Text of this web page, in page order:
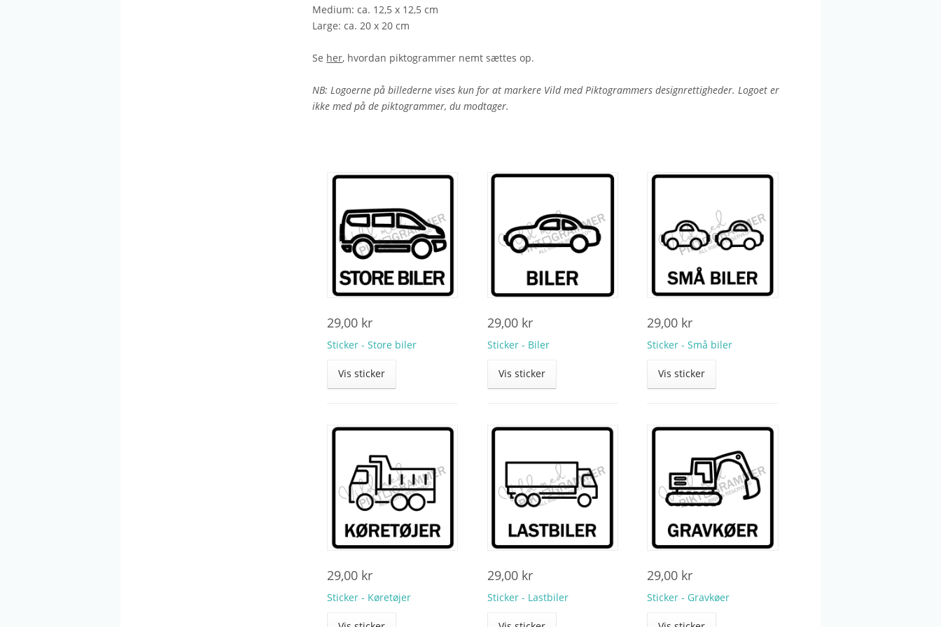
Medium: ca. 12,5 x 12,5 cm
Large: ca. 20 x 20 cm
Se her, hvordan piktogrammer nemt sættes op.
NB: Logoerne på billederne vises kun for at markere Vild med Piktogrammers designrettigheder. Logoet er
ikke med på de piktogrammer, du modtager.
29,00kr
Sticker - Store biler
Vis sticker
29,00kr
Sticker - Biler
Vis sticker
29,00 kr
Sticker - Små biler
Vis sticker
29,00kr
Sticker - Køretøjer
29,00kr
Sticker - Lastbiler
29,00 kr
Sticker - Gravkøer